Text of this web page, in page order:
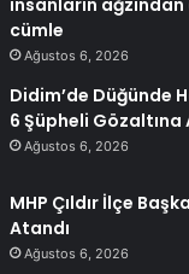
insanların
cümle
Ağustos 6, 2026
Didim’de Düğünde
6 Şüpheli Gözaltına
Ağustos 6, 2026
MHP Çıldır İlçe
Atandı
Ağustos 6, 2026